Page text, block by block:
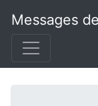
Messages